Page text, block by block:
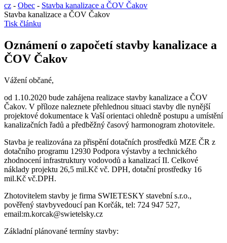
cz - Obec - Stavba kanalizace a ČOV Čakov
Stavba kanalizace a ČOV Čakov
Tisk článku
Oznámení o započetí stavby kanalizace a
ČOV Čakov
Vážení občané,
od 1.10.2020 bude zahájena realizace stavby kanalizace a ČOV
Čakov. V příloze naleznete přehlednou situaci stavby dle nynější
projektové dokumentace k Vaší orientaci ohledně postupu a umístění
kanalizačních řadů a předběžný časový harmonogram zhotovitele.
Stavba je realizována za přispění dotačních prostředků MZE ČR z
dotačního programu 12930 Podpora výstavby a technického
zhodnocení infrastruktury vodovodů a kanalizací II. Celkové
náklady projektu 26,5 mil.Kč vč. DPH, dotační prostředky 16
mil.Kč vč.DPH.
Zhotovitelem stavby je firma SWIETESKY stavební s.r.o.,
pověřený stavbyvedoucí pan Korčák, tel: 724 947 527,
email:m.korcak@swietelsky.cz
Základní plánované termíny stavby: